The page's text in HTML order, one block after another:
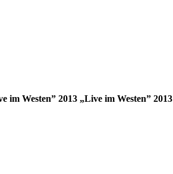
im Westen” 2013 „Live im Westen” 2013